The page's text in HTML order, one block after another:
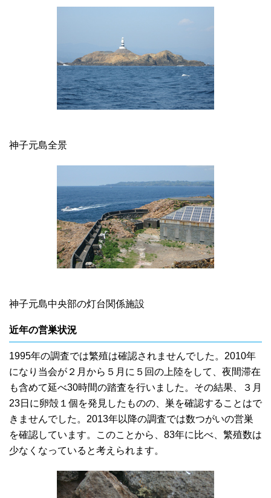
神子元島全景
神子元島中央部の灯台関係施設
近年の営巣状況
1995年の調査では繁殖は確認されませんでした。2010年
になり当会が２月から５月に５回の上陸をして、夜間滞在
も含めて延べ30時間の踏査を行いました。その結果、３月
23日に卵殻１個を発見したものの、巣を確認することはで
きませんでした。2013年以降の調査では数つがいの営巣
を確認しています。このことから、83年に比べ、繁殖数は
少なくなっていると考えられます。